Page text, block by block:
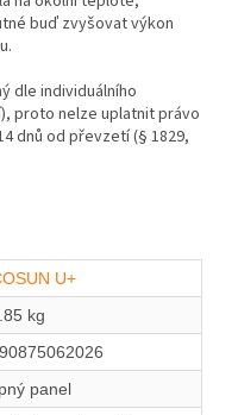
buď zvyšovat výkon
dle individuálního
proto nelze uplatnit právo
dnů od převzetí (§ 1829,
U+
kg
panel